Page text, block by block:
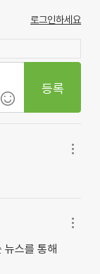
로그인하세요
등록
뉴스를 통해